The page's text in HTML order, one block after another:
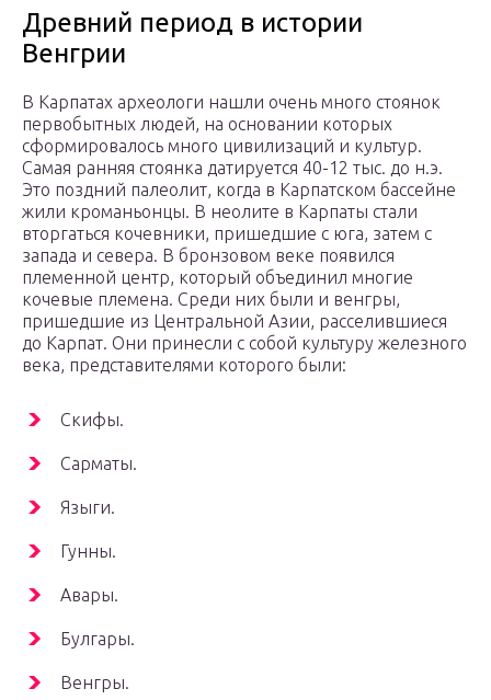
Древний период в истории
Венгрии
В Карпатах археологи нашли очень много стоянок
первобытных людей, на основании которых
сформировалось много цивилизаций и культур.
Самая ранняя стоянка датируется 40-12 тыс. до н.э.
Это поздний палеолит, когда в Карпатском бассейне
жили кроманьонцы. В неолите в Карпаты стали
вторгаться кочевники, пришедшие с юга, затем с
запада и севера. В бронзовом веке появился
племенной центр, который объединил многие
кочевые племена. Среди них были и венгры,
пришедшие из Центральной Азии, расселившиеся
до Карпат. Они принесли с собой культуру железного
века, представителями которого были:
Скифы.
Сарматы.
Языги.
Гунны.
Авары.
Булгары.
Венгры.